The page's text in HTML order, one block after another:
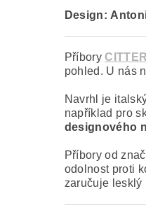
Design:
Příbory
pohled. U nás
Navrhl je
například pro
designového
Příbory od
odolnost proti
zaručuje lesklý